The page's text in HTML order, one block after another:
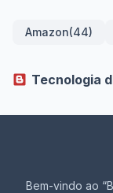
Amazon(44)
Tecnologia
Bem-vindo ao